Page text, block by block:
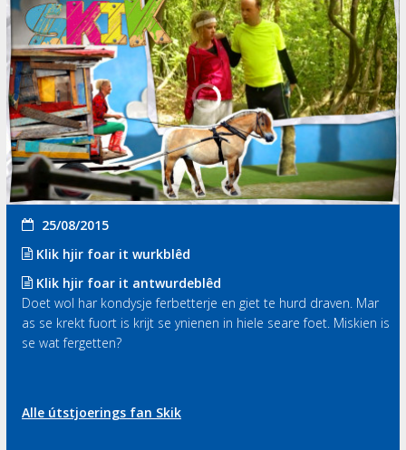
25/08/2015
Klik hjir foar it wurkblêd
Klik hjir foar it antwurdeblêd
Doet wol har kondysje ferbetterje en giet te hurd draven. Mar
as se krekt fuort is krijt se ynienen in hiele seare foet. Miskien is
se wat fergetten?
Alle útstjoerings fan Skik